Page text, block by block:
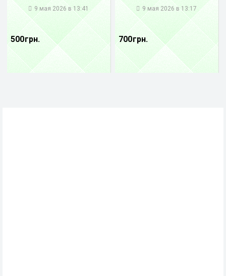
9 мая 2026 в 13:41
500 грн.
9 мая 2026 в 13:17
700 грн.